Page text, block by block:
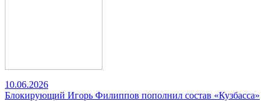
10.06.2026
Блокирующий Игорь Филиппов пополнил состав «Кузбасса»